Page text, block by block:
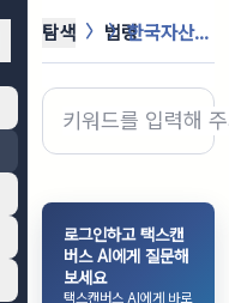
탐색 법령 한국자산관리공사 설립 등에 관한 법률
로그인하고 택스캔
버스 AI에게 질문해
보세요
택스캔버스 AI에게 바로